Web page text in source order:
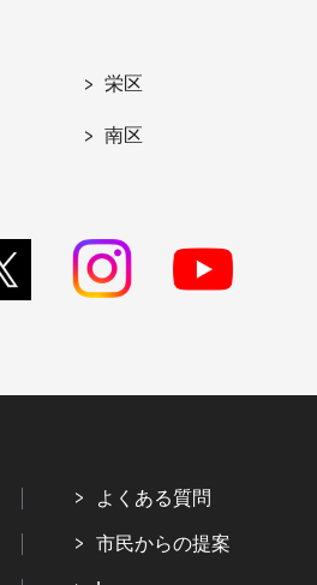
栄区
南区
よくある質問
市民からの提案